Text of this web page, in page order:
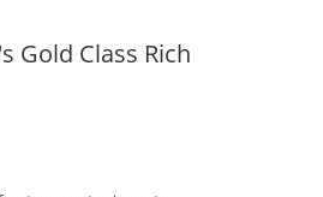
Gold Class Rich